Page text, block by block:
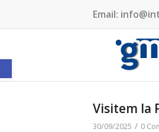
Obre la barra d'eines
Email:
Visitem la
30/09/2025 / 0